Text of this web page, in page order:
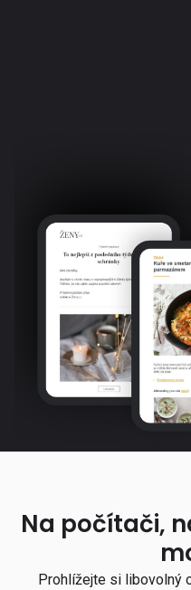
Na počítači,
Prohlížejte si libovolný